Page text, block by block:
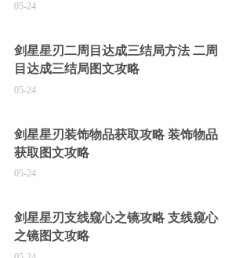
05-24
剑星星刃二周目达成三结局方法 二周
目达成三结局图文攻略
05-24
剑星星刃装饰物品获取攻略 装饰物品
获取图文攻略
05-24
剑星星刃支线窥心之镜攻略 支线窥心
之镜图文攻略